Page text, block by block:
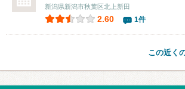
新潟県新潟市秋葉区北上新田
2.60 1件
この近く